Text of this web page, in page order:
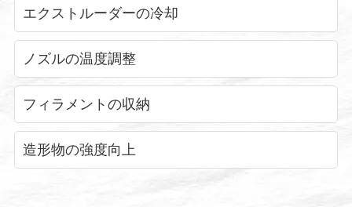
エクストルーダーの冷却
ノズルの温度調整
フィラメントの収納
造形物の強度向上